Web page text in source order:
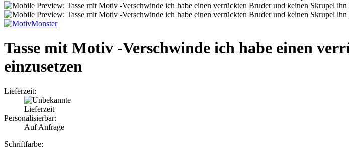
Tasse mit Motiv -Verschwinde ich habe einen
einzusetzen
Lieferzeit:
Personalisierbar:
Auf Anfrage
Schriftfarbe: